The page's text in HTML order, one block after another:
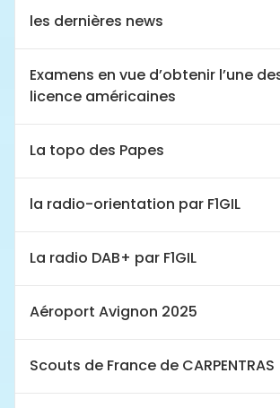
les dernières news
Examens en vue d’obtenir l’une
licence américaines
La topo des Papes
la radio-orientation par F1GIL
La radio DAB+ par F1GIL
Aéroport Avignon 2025
Scouts de France de CARPENTRAS